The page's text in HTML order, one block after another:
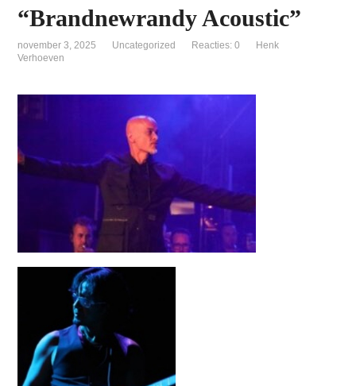
“Brandnewrandy Acoustic”
november 3, 2025 Uncategorized Reacties: 0
Henk
Verhoeven